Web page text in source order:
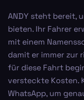
ANDY steht bereit,
bieten. Ihr Fahrer
mit einem
damit er immer zur
für diese Fahrt
versteckte Kosten.
WhatsApp, um